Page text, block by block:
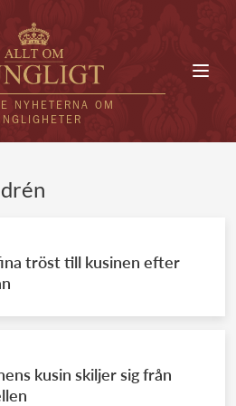
NYHETERNA OM
KUNGAHUS
kungahuset
kungahuset
tröst till kusinen efter
kusin skiljer sig från